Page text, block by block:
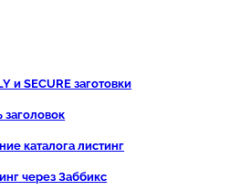
и SECURE заготовки
заголовок
каталога листинг
через Заббикс